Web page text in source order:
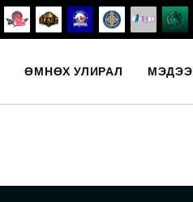
ӨМНӨХ УЛИРАЛ МЭДЭЭ